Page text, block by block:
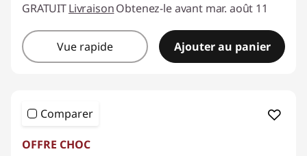
GRATUITLivraisonObtenez-le avant mar. août 11
Vue rapide Ajouter au panier
Comparer
OFFRE CHOC